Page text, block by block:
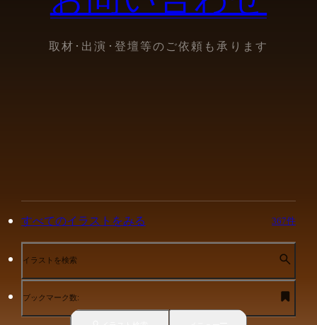
取材･出演･登壇等のご依頼も承ります
すべてのイラストをみる 367件
イラストを検索
ブックマーク数: